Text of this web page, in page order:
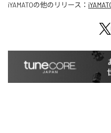
iYAMATOの他のリリース：